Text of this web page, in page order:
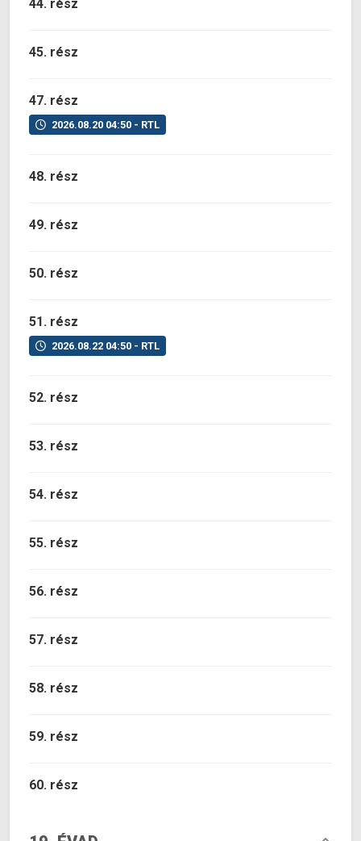
44. rész
45. rész
47. rész
2026.08.20 04:50 - RTL
48. rész
49. rész
50. rész
51. rész
2026.08.22 04:50 - RTL
52. rész
53. rész
54. rész
55. rész
56. rész
57. rész
58. rész
59. rész
60. rész